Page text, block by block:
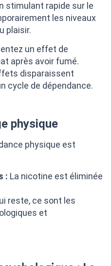
stimulant rapide sur le
les niveaux
plaisir.
un effet de
après avoir fumé.
disparaissent
cycle de dépendance.
physique
physique est
: La nicotine est éliminée
reste, ce sont les
et